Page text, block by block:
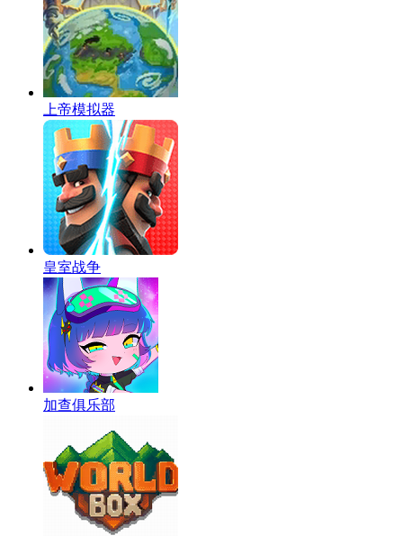
上帝模拟器
皇室战争
加查俱乐部